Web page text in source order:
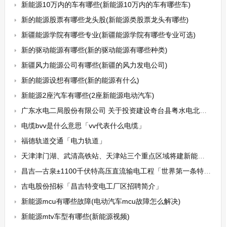
新能源10万内的车有哪些(新能源10万内的车有哪些车)
新的能源股票有哪些龙头股(新能源类股票龙头有哪些)
新疆能源学院有哪些专业(新疆能源学院有哪些专业可选)
新的驱动能源有哪些(新的驱动能源有哪些种类)
新疆风力能源公司有哪些(新疆的风力发电公司)
新的能源设想有哪些(新的能源有什么)
新能源2座汽车有哪些(2座新能源电动汽车)
广东水电二局股份有限公司 关于投资建设奇台县粤水电北塔山风力发电场一期50MW项目并为其融资提供担保的公告
电缆bvv是什么意思「vv代表什么电缆」
福德轨道交通「电力轨道」
天津津门湖、武清高铁站、天津站三个重点区域将建新能源车充换电示范站
昌吉—古泉±1100千伏特高压直流输电工程「世界第一条特高压直流工程」
吉电股份招标「昌吉特变电工厂区招聘简介」
新能源mcu有哪些故障(电动汽车mcu故障怎么解决)
新能源mtv车型有哪些(新能源视频)